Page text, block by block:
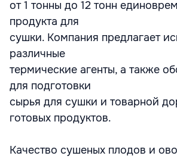
от 1 тонны до 12 тонн
продукта для
сушки. Компания предлагает
различные
термические агенты, а также
для подготовки
сырья для сушки и товарной
готовых продуктов.
Качество сушеных плодов и